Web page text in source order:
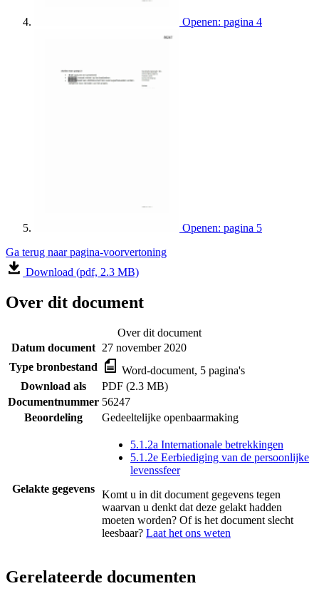
Openen: pagina 4
Openen: pagina 5
Ga terug naar pagina-voorvertoning
Download (pdf, 2.3 MB)
Over dit document
Over dit document
Datum document 27 november 2020
Type bronbestand
Word-document, 5 pagina's
Download als
PDF (2.3 MB)
Documentnummer 56247
Beoordeling
Gedeeltelijke openbaarmaking
Gelakte gegevens
5.1.2a Internationale betrekkingen
5.1.2e Eerbiediging van de persoonlijke
levenssfeer
Komt u in dit document gegevens tegen
waarvan u denkt dat deze gelakt hadden
moeten worden? Of is het document slecht
leesbaar? Laat het ons weten
Gerelateerde documenten